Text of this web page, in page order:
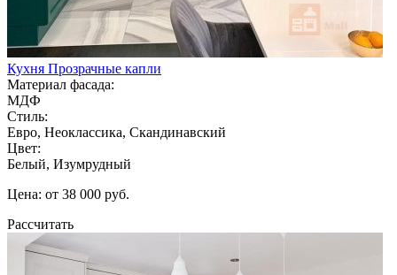
Кухня Прозрачные капли
Материал фасада:
МДФ
Стиль:
Евро, Неоклассика, Скандинавский
Цвет:
Белый, Изумрудный
Цена: от 38 000 руб.
Рассчитать